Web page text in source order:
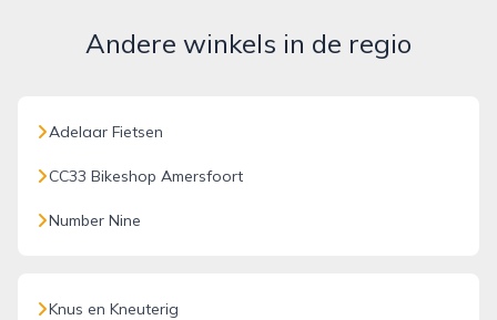
Andere winkels in de regio
Adelaar Fietsen
CC33 Bikeshop Amersfoort
Number Nine
Knus en Kneuterig